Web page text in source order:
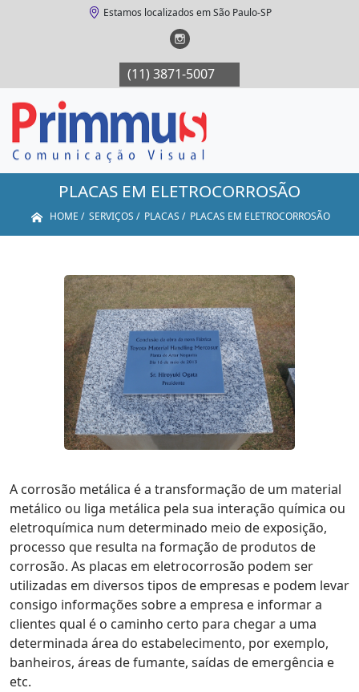
Estamos localizados em São Paulo-SP
(11) 3871-5007
PLACAS EM ELETROCORROSÃO
HOME SERVIÇOS PLACAS PLACAS EM ELETROCORROSÃO
A corrosão metálica é a transformação de um material
metálico ou liga metálica pela sua interação química ou
eletroquímica num determinado meio de exposição,
processo que resulta na formação de produtos de
corrosão. As placas em eletrocorrosão podem ser
utilizadas em diversos tipos de empresas e podem levar
consigo informações sobre a empresa e informar a
clientes qual é o caminho certo para chegar a uma
determinada área do estabelecimento, por exemplo,
banheiros, áreas de fumante, saídas de emergência e
etc.